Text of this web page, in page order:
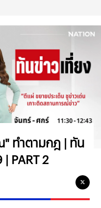
ทำตามกฎ | ทัน
PART 2